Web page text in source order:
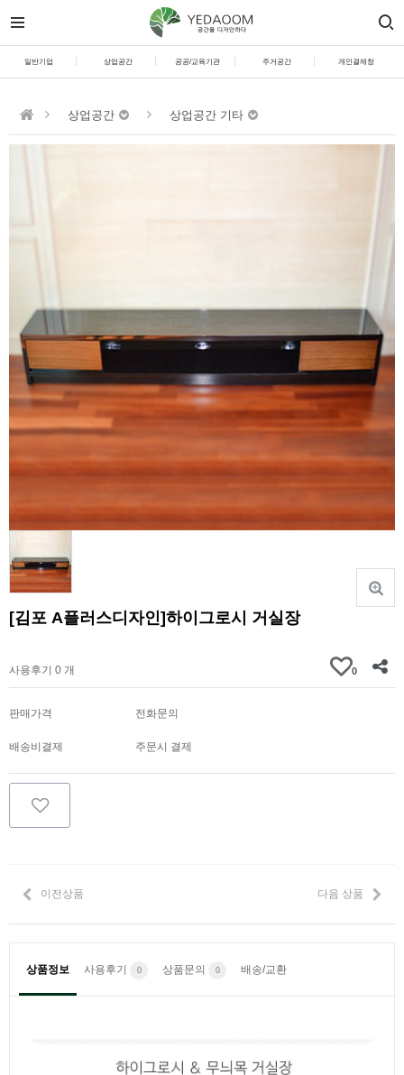
일반기업 상업공간 공공/교육기관 주거공간 개인결제창
상업공간 상업공간 기타
[김포 A플러스디자인]하이그로시 거실장
사용후기 0 개 0
판매가격 전화문의
배송비결제 주문시 결제
이전상품 다음 상품
상품정보 사용후기 0 상품문의 0 배송/교환